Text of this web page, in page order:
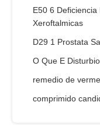
E50 6 Deficiencia
Xeroftalmicas
D29 1 Prostata
O Que E
remedio de
comprimido